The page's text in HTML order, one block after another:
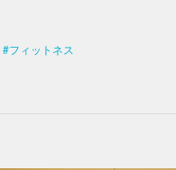
フィットネス